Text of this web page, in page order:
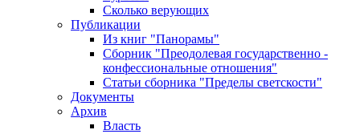
Сколько верующих
Публикации
Из книг "Панорамы"
Сборник "Преодолевая государственно -
конфессиональные отношения"
Статьи сборника "Пределы светскости"
Документы
Архив
Власть